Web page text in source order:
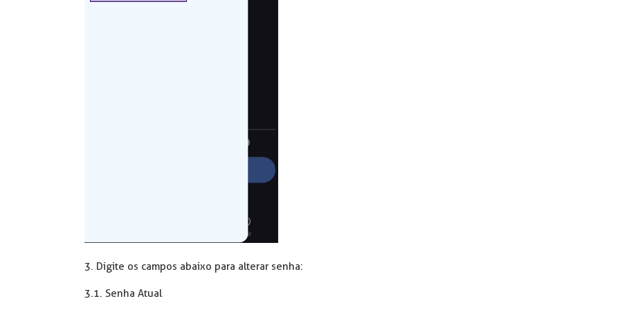
3. Digite os campos abaixo para alterar senha:
3.1. Senha Atual